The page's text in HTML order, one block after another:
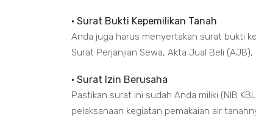
• Surat Bukti Kepemilikan Tanah
Anda juga harus menyertakan surat bukti
Surat Perjanjian Sewa, Akta Jual Beli (AJB),
• Surat Izin Berusaha
Pastikan surat ini sudah Anda miliki (NIB
pelaksanaan kegiatan pemakaian air